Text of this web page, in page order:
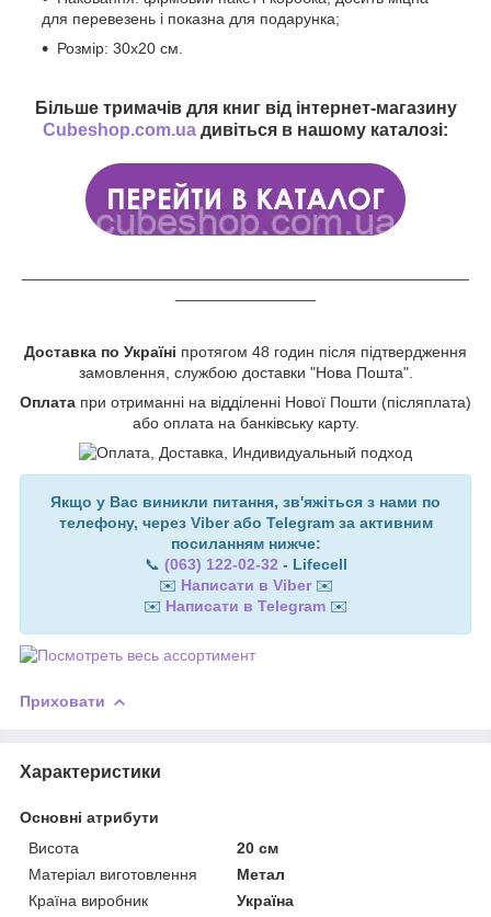
для перевезень і показна для подарунка;
Розмір: 30х20 см.
Більше тримачів для книг від інтернет-магазину
Cubeshop.com.ua дивіться в нашому каталозі:
Доставка по Україні протягом 48 годин після підтвердження
замовлення, службою доставки "Нова Пошта".
Оплата при отриманні на відділенні Нової Пошти (післяплата)
або оплата на банківську карту.
Якщо у Вас виникли питання, зв'яжіться з нами по
телефону, через Viber або Telegram за активним
посиланням нижче:
📞 (063) 122-02-32 - Lifecell
✉️ Написати в Viber ✉️
✉️ Написати в Telegram ✉️
Приховати
Характеристики
Основні атрибути
Висота
20 см
Матеріал виготовлення
Метал
Країна виробник
Україна